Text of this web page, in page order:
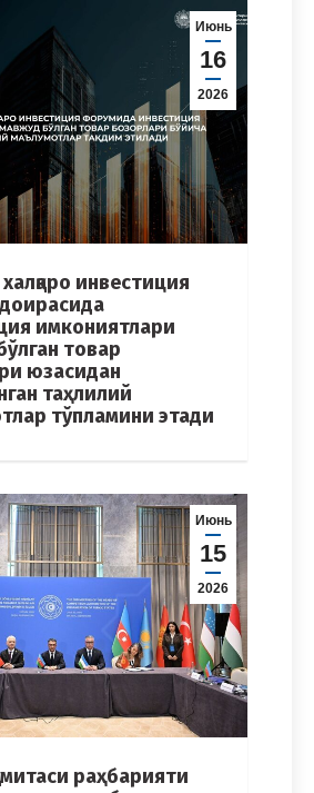
Июнь
16
2026
инвестиция
имкониятлари
товар
юзасидан
таҳлилий
тўпламини этади
Июнь
15
2026
раҳбарияти